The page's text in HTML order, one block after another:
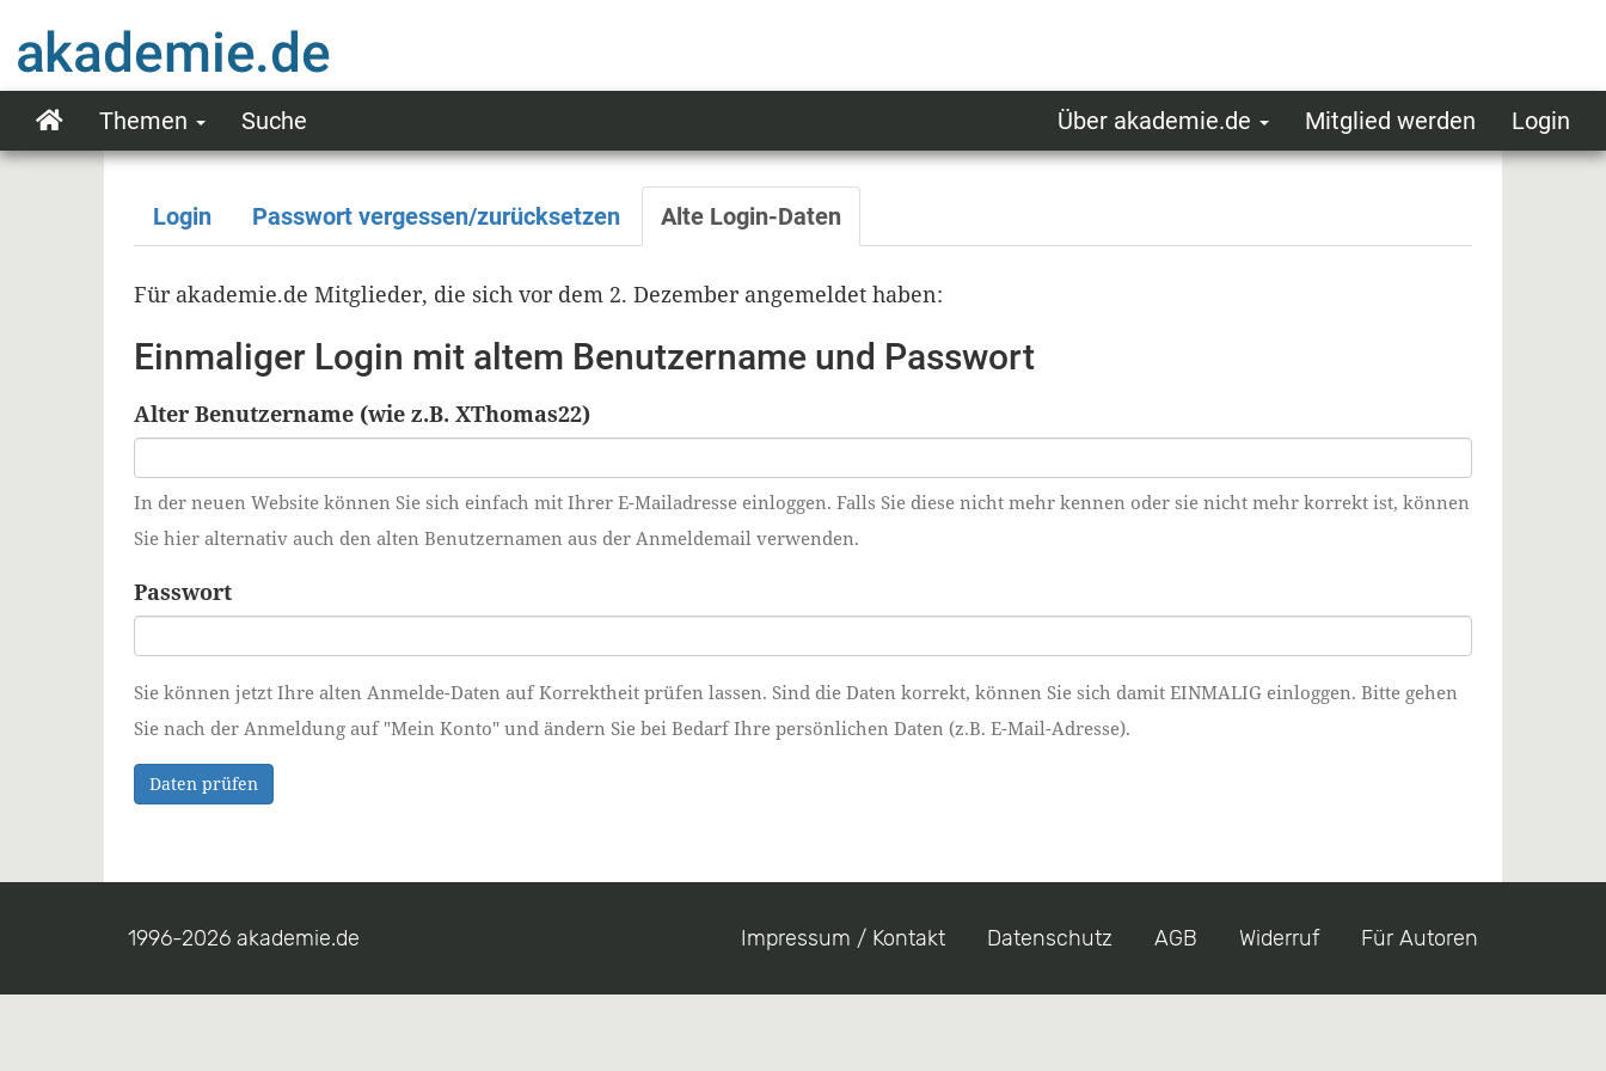
zum
Inhalt
Main
Themen Suche
User
Über akademie.de Mitglied werden Login
Primäre
Login Passwort vergessen/zurücksetzen Alte Login-Daten
Für akademie.de Mitglieder, die sich vor dem 2. Dezember angemeldet haben:
Einmaliger Login mit altem Benutzername und Passwort
Alter Benutzername (wie z.B. XThomas22)
In der neuen Website können Sie sich einfach mit Ihrer E-Mailadresse einloggen. Falls Sie diese nicht mehr kennen oder sie nicht mehr korrekt ist, können
Sie hier alternativ auch den alten Benutzernamen aus der Anmeldemail verwenden.
Passwort
Sie können jetzt Ihre alten Anmelde-Daten auf Korrektheit prüfen lassen. Sind die Daten korrekt, können Sie sich damit EINMALIG einloggen. Bitte gehen
Sie nach der Anmeldung auf "Mein Konto" und ändern Sie bei Bedarf Ihre persönlichen Daten (z.B. E-Mail-Adresse).
Daten prüfen
Footer
menu
Impressum / Kontakt Datenschutz AGB Widerruf Für Autoren
1996-2026 akademie.de